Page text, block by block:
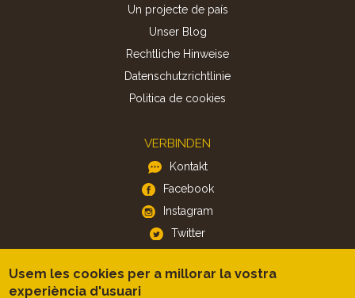
Un projecte de país
Unser Blog
Rechtliche Hinweise
Datenschutzrichtlinie
Politica de cookies
VERBINDEN
Kontakt
Facebook
Instagram
Twitter
APP
Usem les cookies per a millorar la vostra
experiència d'usuari